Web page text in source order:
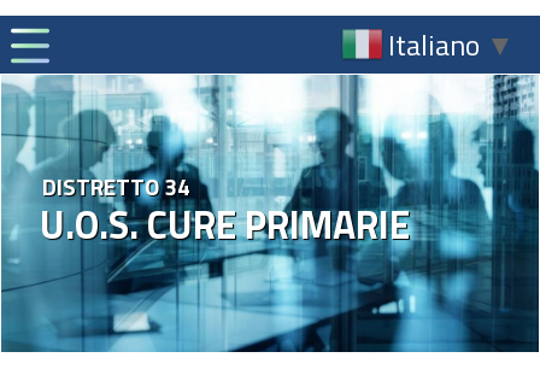
Italiano ▼
U.O.S. CURE PRIMARIE
DISTRETTO 34